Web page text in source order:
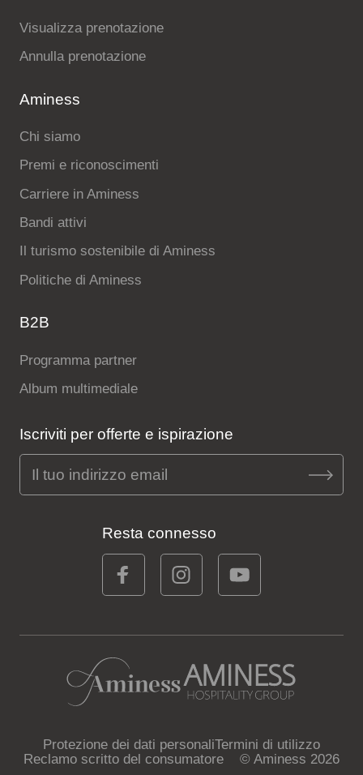
Visualizza prenotazione
Annulla prenotazione
Aminess
Chi siamo
Premi e riconoscimenti
Carriere in Aminess
Bandi attivi
Il turismo sostenibile di Aminess
Politiche di Aminess
B2B
Programma partner
Album multimediale
Iscriviti per offerte e ispirazione
Resta connesso
Protezione dei dati personaliTermini di utilizzo
Reclamo scritto del consumatore
© Aminess 2026